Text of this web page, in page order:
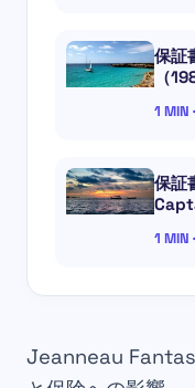
保証
（
1 MIN
保証
1 MIN
Jeanneau